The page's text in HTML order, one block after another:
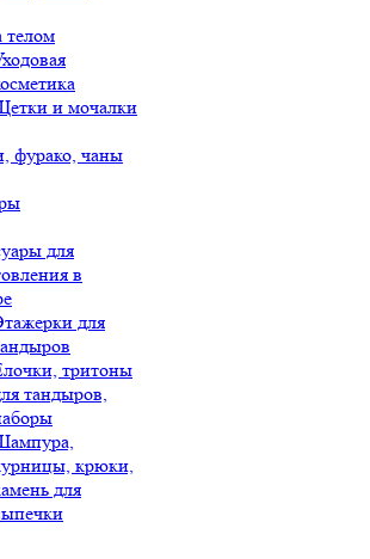
телом
и мочалки
фурако, чаны
для
в
для
тритоны
тандыров,
крюки,
для